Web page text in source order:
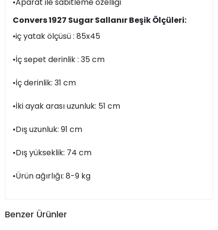
•Aparat ile sabitleme özelliği
Convers 1927 Sugar Sallanır Beşik Ölçüleri:
•iç yatak ölçüsü : 85x45
•İç sepet derinlik : 35 cm
•İç derinlik: 31 cm
•İki ayak arası uzunluk: 51 cm
•Dış uzunluk: 91 cm
•Dış yükseklik: 74 cm
•Ürün ağırlığı: 8-9 kg
Benzer Ürünler